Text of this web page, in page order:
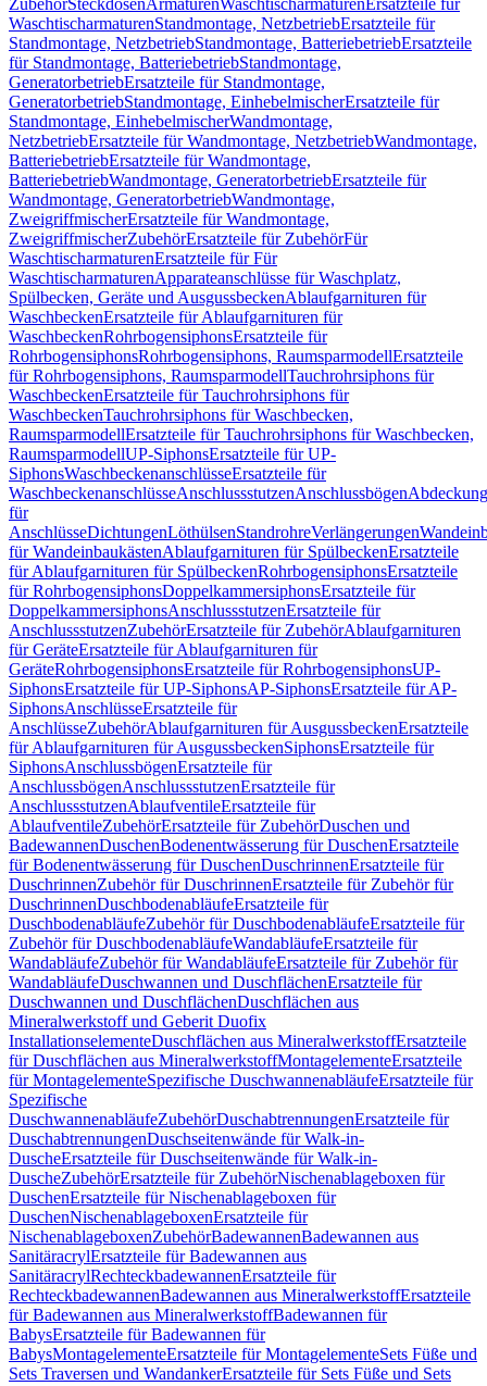
ZubehörSteckdosenArmaturenWaschtischarmaturen Ersatzteile für
WaschtischarmaturenStandmontage, NetzbetriebErsatzteile für
Standmontage, NetzbetriebStandmontage, BatteriebetriebErsatzteile
für Standmontage, BatteriebetriebStandmontage,
GeneratorbetriebErsatzteile für Standmontage,
GeneratorbetriebStandmontage, EinhebelmischerErsatzteile für
Standmontage, EinhebelmischerWandmontage,
NetzbetriebErsatzteile für Wandmontage, NetzbetriebWandmontage,
BatteriebetriebErsatzteile für Wandmontage,
BatteriebetriebWandmontage, GeneratorbetriebErsatzteile für
Wandmontage, GeneratorbetriebWandmontage,
ZweigriffmischerErsatzteile für Wandmontage,
ZweigriffmischerZubehörErsatzteile für ZubehörFür
WaschtischarmaturenErsatzteile für Für
WaschtischarmaturenApparateanschlüsse für Waschplatz,
Spülbecken, Geräte und AusgussbeckenAblaufgarnituren für
WaschbeckenErsatzteile für Ablaufgarnituren für
WaschbeckenRohrbogensiphonsErsatzteile für
RohrbogensiphonsRohrbogensiphons, RaumsparmodellErsatzteile
für Rohrbogensiphons, RaumsparmodellTauchrohrsiphons für
WaschbeckenErsatzteile für Tauchrohrsiphons für
WaschbeckenTauchrohrsiphons für Waschbecken,
RaumsparmodellErsatzteile für Tauchrohrsiphons für Waschbecken,
RaumsparmodellUP-SiphonsErsatzteile für UP-
SiphonsWaschbeckenanschlüsseErsatzteile für
WaschbeckenanschlüsseAnschlussstutzenAnschlussbögen
für
AnschlüsseDichtungenLöthülsenStandrohreVerlängerungen
für WandeinbaukästenAblaufgarnituren für SpülbeckenErsatzteile
für Ablaufgarnituren für SpülbeckenRohrbogensiphonsErsatzteile
für RohrbogensiphonsDoppelkammersiphonsErsatzteile für
DoppelkammersiphonsAnschlussstutzenErsatzteile für
AnschlussstutzenZubehörErsatzteile für ZubehörAblaufgarnituren
für GeräteErsatzteile für Ablaufgarnituren für
GeräteRohrbogensiphonsErsatzteile für RohrbogensiphonsUP-
SiphonsErsatzteile für UP-SiphonsAP-SiphonsErsatzteile für AP-
SiphonsAnschlüsseErsatzteile für
AnschlüsseZubehörAblaufgarnituren für AusgussbeckenErsatzteile
für Ablaufgarnituren für AusgussbeckenSiphonsErsatzteile für
SiphonsAnschlussbögenErsatzteile für
AnschlussbögenAnschlussstutzenErsatzteile für
AnschlussstutzenAblaufventileErsatzteile für
AblaufventileZubehörErsatzteile für ZubehörDuschen und
BadewannenDuschenBodenentwässerung für DuschenErsatzteile
für Bodenentwässerung für DuschenDuschrinnenErsatzteile für
DuschrinnenZubehör für DuschrinnenErsatzteile für Zubehör für
DuschrinnenDuschbodenabläufeErsatzteile für
DuschbodenabläufeZubehör für DuschbodenabläufeErsatzteile für
Zubehör für DuschbodenabläufeWandabläufeErsatzteile für
WandabläufeZubehör für WandabläufeErsatzteile für Zubehör für
WandabläufeDuschwannen und DuschflächenErsatzteile für
Duschwannen und DuschflächenDuschflächen aus
Mineralwerkstoff und Geberit Duofix
InstallationselementeDuschflächen aus MineralwerkstoffErsatzteile
für Duschflächen aus MineralwerkstoffMontagelementeErsatzteile
für MontagelementeSpezifische DuschwannenabläufeErsatzteile für
Spezifische
DuschwannenabläufeZubehörDuschabtrennungenErsatzteile für
DuschabtrennungenDuschseitenwände für Walk-in-
DuscheErsatzteile für Duschseitenwände für Walk-in-
DuscheZubehörErsatzteile für ZubehörNischenablageboxen für
DuschenErsatzteile für Nischenablageboxen für
DuschenNischenablageboxenErsatzteile für
NischenablageboxenZubehörBadewannenBadewannen aus
SanitäracrylErsatzteile für Badewannen aus
SanitäracrylRechteckbadewannenErsatzteile für
RechteckbadewannenBadewannen aus MineralwerkstoffErsatzteile
für Badewannen aus MineralwerkstoffBadewannen für
BabysErsatzteile für Badewannen für
BabysMontagelementeErsatzteile für MontagelementeSets Füße und
Sets Traversen und WandankerErsatzteile für Sets Füße und Sets